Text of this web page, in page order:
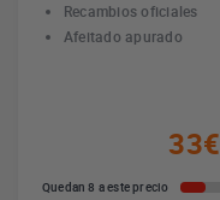
Recambios oficiales
Afeitado apurado
33€
Quedan 8 a este precio